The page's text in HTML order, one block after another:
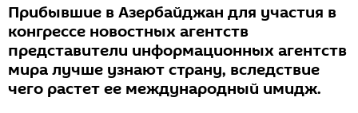
Прибывшие в Азербайджан для участия в
конгрессе новостных агентств
представители информационных агентств
мира лучше узнают страну, вследствие
чего растет ее международный имидж.